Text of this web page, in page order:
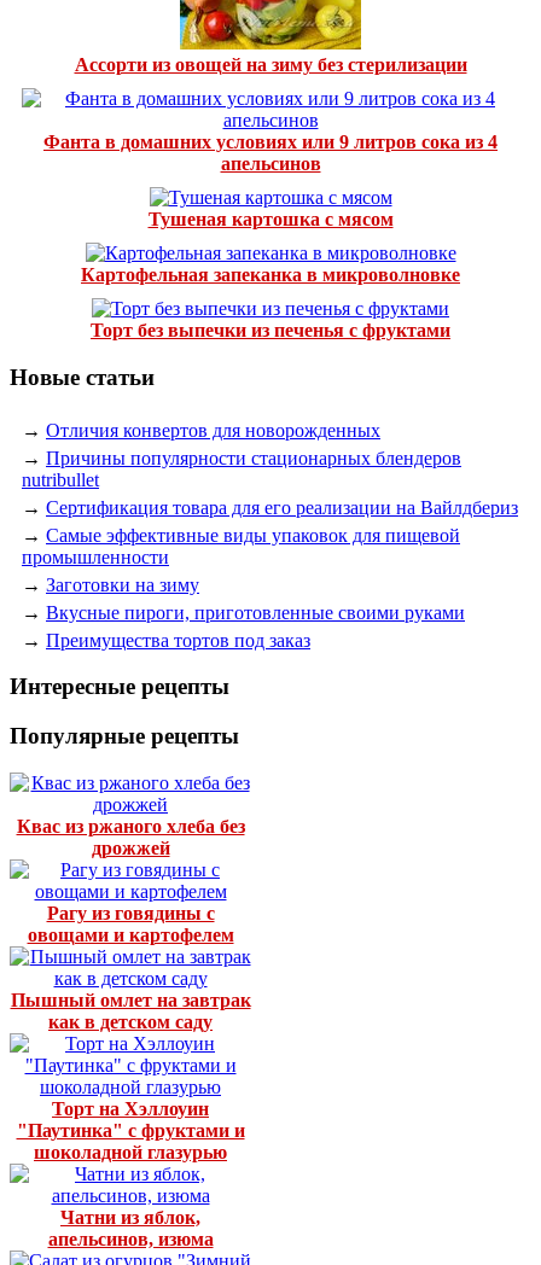
Ассорти из овощей на зиму без стерилизации
Фанта в домашних условиях или 9 литров сока из 4
апельсинов
Тушеная картошка с мясом
Картофельная запеканка в микроволновке
Торт без выпечки из печенья с фруктами
Новые статьи
→ Отличия конвертов для новорожденных
→ Причины популярности стационарных блендеров
nutribullet
→ Сертификация товара для его реализации на Вайлдбериз
→ Самые эффективные виды упаковок для пищевой
промышленности
→ Заготовки на зиму
→ Вкусные пироги, приготовленные своими руками
→ Преимущества тортов под заказ
Интересные рецепты
Популярные рецепты
Квас из ржаного хлеба без
дрожжей
Рагу из говядины с
овощами и картофелем
Пышный омлет на завтрак
как в детском саду
Торт на Хэллоуин
"Паутинка" с фруктами и
шоколадной глазурью
Чатни из яблок,
апельсинов, изюма